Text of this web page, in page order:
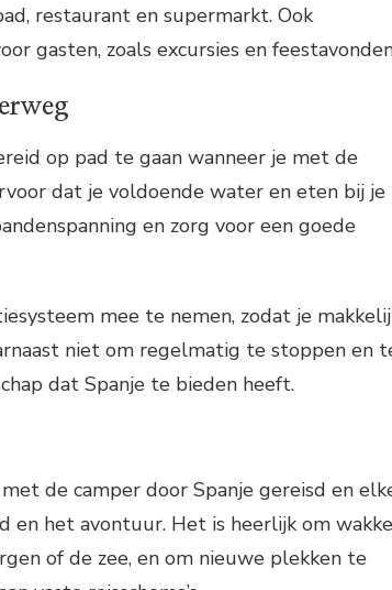
restaurant en supermarkt. Ook
gasten, zoals excursies en
op pad te gaan wanneer je met de
dat je voldoende water en eten bij je
en zorg voor een goede
mee te nemen, zodat je
niet om regelmatig te stoppen en
dat Spanje te bieden heeft.
de camper door Spanje gereisd en
en het avontuur. Het is heerlijk om
of de zee, en om nieuwe plekken te